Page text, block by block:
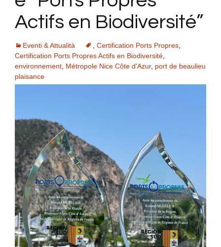
Actifs en Biodiversité”
Eventi & Attualità Certification Ports Propres
Certification Ports Propres Actifs en Biodiversité
environnement Métropole Nice Côte d'Azur, port de beaulieu
plaisance